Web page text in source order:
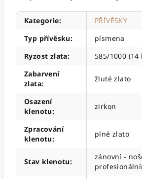
Kategorie:
PŘÍVĚSKY
Typ přívěsku:
písmena
Ryzost zlata:
585/1000 (14
Zabarvení
zlata:
žluté zlato
Osazení
klenotu:
zirkon
Zpracování
klenotu:
plné zlato
Stav klenotu:
zánovní -